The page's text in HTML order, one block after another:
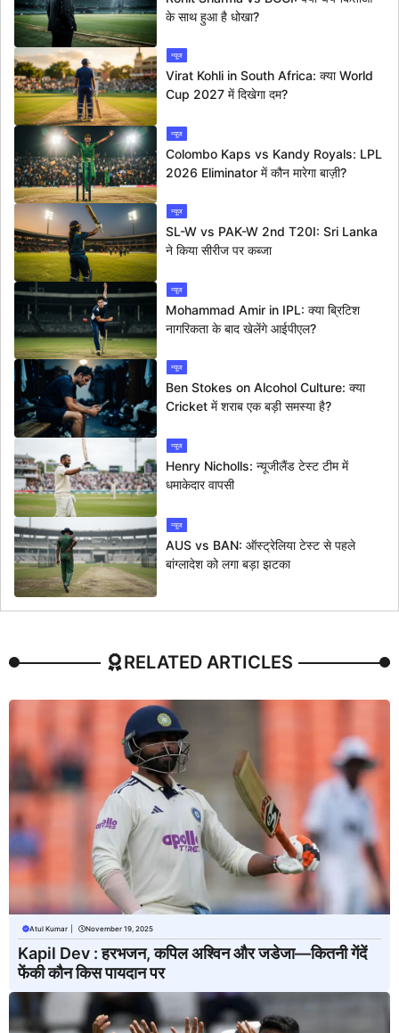
के साथ हुआ है धोखा?
न्यूज
Virat Kohli in South Africa: क्या World
Cup 2027 में दिखेगा दम?
न्यूज
Colombo Kaps vs Kandy Royals: LPL
2026 Eliminator में कौन मारेगा बाज़ी?
न्यूज
SL-W vs PAK-W 2nd T20I: Sri Lanka
ने किया सीरीज पर कब्जा
न्यूज
Mohammad Amir in IPL: क्या ब्रिटिश
नागरिकता के बाद खेलेंगे आईपीएल?
न्यूज
Ben Stokes on Alcohol Culture: क्या
Cricket में शराब एक बड़ी समस्या है?
न्यूज
Henry Nicholls: न्यूजीलैंड टेस्ट टीम में
धमाकेदार वापसी
न्यूज
AUS vs BAN: ऑस्ट्रेलिया टेस्ट से पहले
बांग्लादेश को लगा बड़ा झटका
RELATED ARTICLES
Atul Kumar November 19, 2025
Kapil Dev : हरभजन, कपिल अश्विन और जडेजा—कितनी गेंदें
फेंकी कौन किस पायदान पर